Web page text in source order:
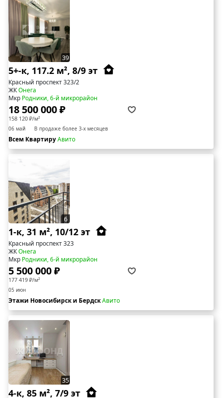
39
5+-к, 117.2 м², 8/9 эт
Красный проспект 323/2
ЖКОнега
Мкр Родники, 6-й микрорайон
18 500 000 ₽
158 120 ₽/м²
06 май В продаже более 3-х месяцев
Всем КвартируАвито
6
1-к, 31 м², 10/12 эт
Красный проспект 323
ЖКОнега
Мкр Родники, 6-й микрорайон
5 500 000 ₽
177 419 ₽/м²
05 июн
Этажи Новосибирск и БердскАвито
35
4-к, 85 м², 7/9 эт